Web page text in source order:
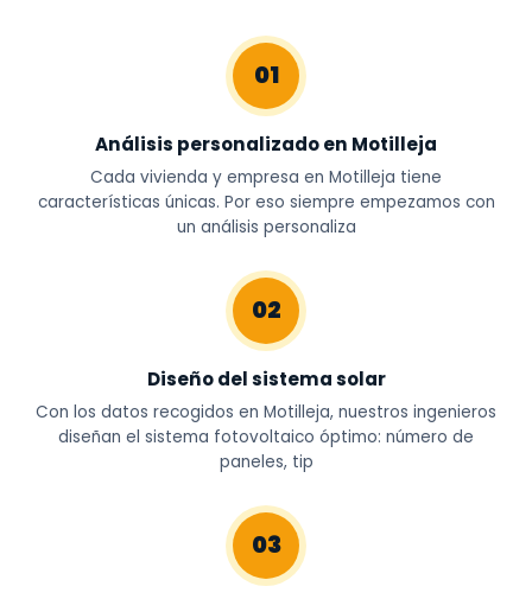
01
Análisis personalizado en Motilleja
Cada vivienda y empresa en Motilleja tiene
características únicas. Por eso siempre empezamos con
un análisis personaliza
02
Diseño del sistema solar
Con los datos recogidos en Motilleja, nuestros ingenieros
diseñan el sistema fotovoltaico óptimo: número de
paneles, tip
03